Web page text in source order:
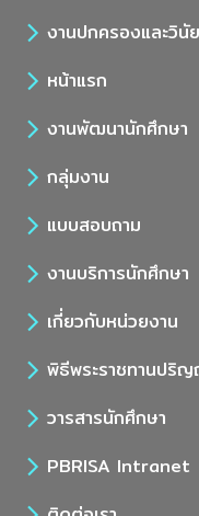
งานปกครองและวินั
หน้าแรก
งานพัฒนานักศึกษา
กลุ่มงาน
แบบสอบถาม
งานบริการนักศึกษา
เกี่ยวกับหน่วยงาน
พิธีพระราชทานปริ
วารสารนักศึกษา
PBRISA Intranet